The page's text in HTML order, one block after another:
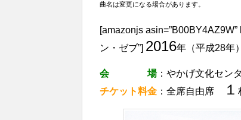
曲名は変更になる場合があります。
[amazonjs
ン・ゼブ”] 2016年（平成28年）
会 場：やかげ文化セン
チケット料金 ：全席自由席 １